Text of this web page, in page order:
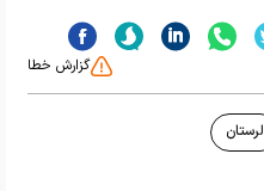
گزارش خطا
لرستان